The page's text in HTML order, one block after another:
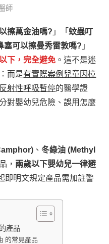
師
擦萬金油嗎? 」「蚊蟲叮
塞可以擦曼秀雷敦嗎? 」
下，完全避免 。這不是迷
而是有實際案例兒童因樟
射性呼吸暫停的醫學證
對嬰幼兒危險、誤用怎麼
、冬綠油 (Methyl
， 兩歲以下嬰幼兒一律避
即明文規定產品需加註警
產品
的常見產品